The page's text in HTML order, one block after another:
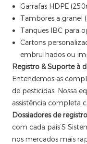
Garrafas HDPE
Tambores a granel
Tanques IBC para
Cartons
embrulhados ou
Registro & Suporte à
Entendemos as
de pesticidas. Nossa
assistência completa
Dossiadores de
com cada país’S
nos mercados mais